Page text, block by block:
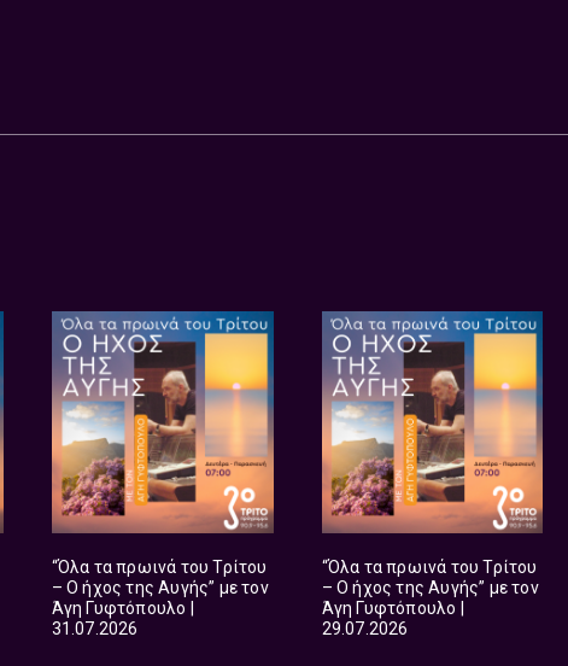
“Όλα τα πρωινά του Τρίτου
– Ο ήχος της Αυγής” με τον
Άγη Γυφτόπουλο |
31.07.2026
“Όλα τα πρωινά του Τρίτου
– Ο ήχος της Αυγής” με τον
Άγη Γυφτόπουλο |
29.07.2026